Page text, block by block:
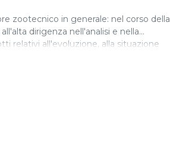
zootecnico in generale: nel corso della
dirigenza nell'analisi e nella
relativi all'evoluzione, alla situazione
tutti gli anelli della filiera produttiva
suino di 3tres3 e contribuisce